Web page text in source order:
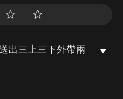
出三上三下外帶兩